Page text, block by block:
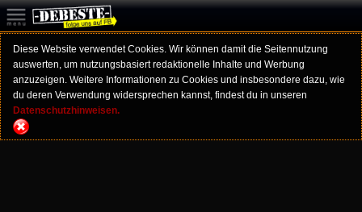
Diese Website verwendet Cookies. Wir können damit die Seitennutzung
auswerten, um nutzungsbasiert redaktionelle Inhalte und Werbung
anzuzeigen. Weitere Informationen zu Cookies und insbesondere dazu, wie
du deren Verwendung widersprechen kannst, findest du in unseren
Datenschutzhinweisen.